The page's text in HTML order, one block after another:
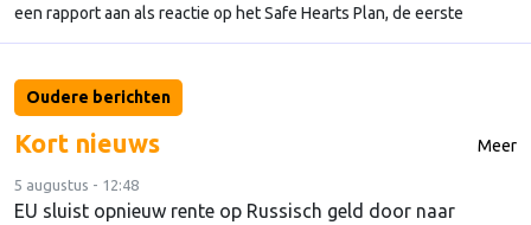
een rapport aan als reactie op het Safe Hearts Plan, de eerste
Europese strategie tegen hart- en vaatziekten die de Commissie in
doodsoorzaak in Europa: elk jaar …
Oudere berichten
Kort nieuws Meer
5 augustus - 12:48
EU sluist opnieuw rente op Russisch geld door naar